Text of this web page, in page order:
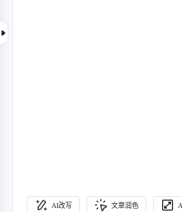
AI改写 文章润色